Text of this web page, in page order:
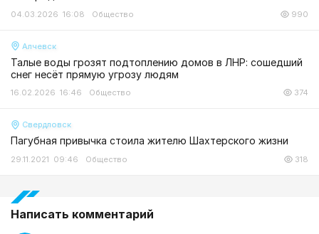
04.03.2026 16:08 Общество 990
Алчевск
Талые воды грозят подтоплению домов в ЛНР: сошедший
снег несёт прямую угрозу людям
16.02.2026 16:46 Общество 374
Свердловск
Пагубная привычка стоила жителю Шахтерского жизни
29.11.2021 09:46 Общество 318
Написать комментарий